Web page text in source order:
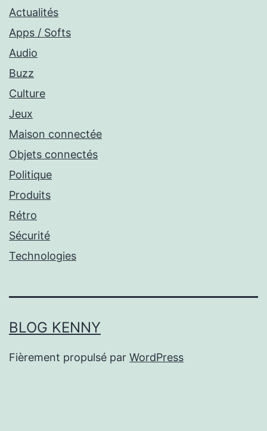
Actualités
Apps / Softs
Audio
Buzz
Culture
Jeux
Maison connectée
Objets connectés
Politique
Produits
Rétro
Sécurité
Technologies
BLOG KENNY
Fièrement propulsé par WordPress